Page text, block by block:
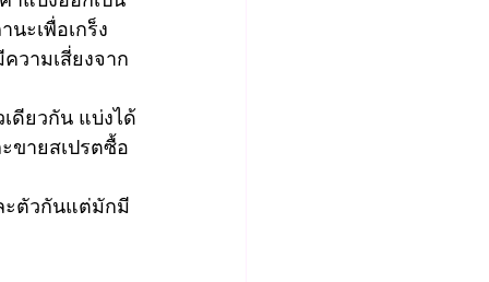
ะเพื่อเกร็ง
วามเสี่ยงจาก
ดียวกัน แบ่งได้
ขายสเปรตซื้อ
ะตัวกันแต่มักมี